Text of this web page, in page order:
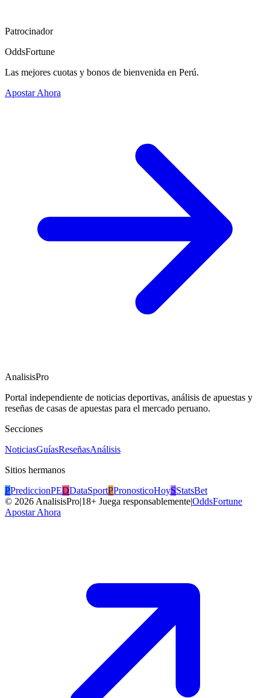
Patrocinador
OddsFortune
Las mejores cuotas y bonos de bienvenida en Perú.
Apostar Ahora
AnalisisPro
Portal independiente de noticias deportivas, análisis de apuestas y
reseñas de casas de apuestas para el mercado peruano.
Secciones
NoticiasGuíasReseñasAnálisis
Sitios hermanos
PPrediccionPEDDataSportPPronosticoHoySStatsBet
© 2026 AnalisisPro|18+ Juega responsablemente|OddsFortune
Apostar Ahora